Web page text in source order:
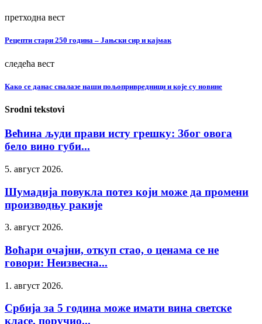
претходна вест
Рецепти стари 250 година – Јањски сир и кајмак
следећа вест
Како се данас сналазе наши пољопривредници и које су новине
Srodni tekstovi
Већина људи прави исту грешку: Због овога
бело вино губи...
5. август 2026.
Шумадија повукла потез који може да промени
производњу ракије
3. август 2026.
Воћари очајни, откуп стао, о ценама се не
говори: Неизвесна...
1. август 2026.
Србија за 5 година може имати вина светске
класе, поручио...